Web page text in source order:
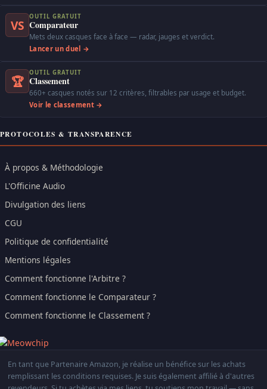
VS
OUTIL GRATUIT
Comparateur
Mets deux casques face à face — radar, jauges et verdict.
Lancer un duel →
🏆
OUTIL GRATUIT
Classement
660+ casques notés sur 12 critères, filtrables par usage et budget.
Voir le classement →
PROTOCOLES & TRANSPARENCE
À propos & Méthodologie
L'Officine Audio
Divulgation des liens
CGU
Politique de confidentialité
Mentions légales
Comment fonctionne l'Arbitre ?
Comment fonctionne le Comparateur ?
Comment fonctionne le Classement ?
En tant que Partenaire Amazon, je réalise un bénéfice sur les achats
remplissant les conditions requises. Je suis également affilié à d'autres